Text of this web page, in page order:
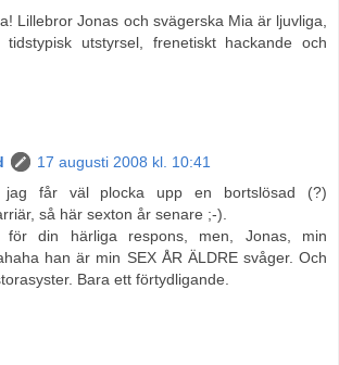
Lillebror Jonas och svägerska Mia är ljuvliga,
utstyrsel, frenetiskt hackande och
17 augusti 2008 kl. 10:41
jag får väl plocka upp en bortslösad (?)
så här sexton år senare ;-).
för din härliga respons, men, Jonas, min
han är min SEX ÅR ÄLDRE svåger. Och
Bara ett förtydligande.